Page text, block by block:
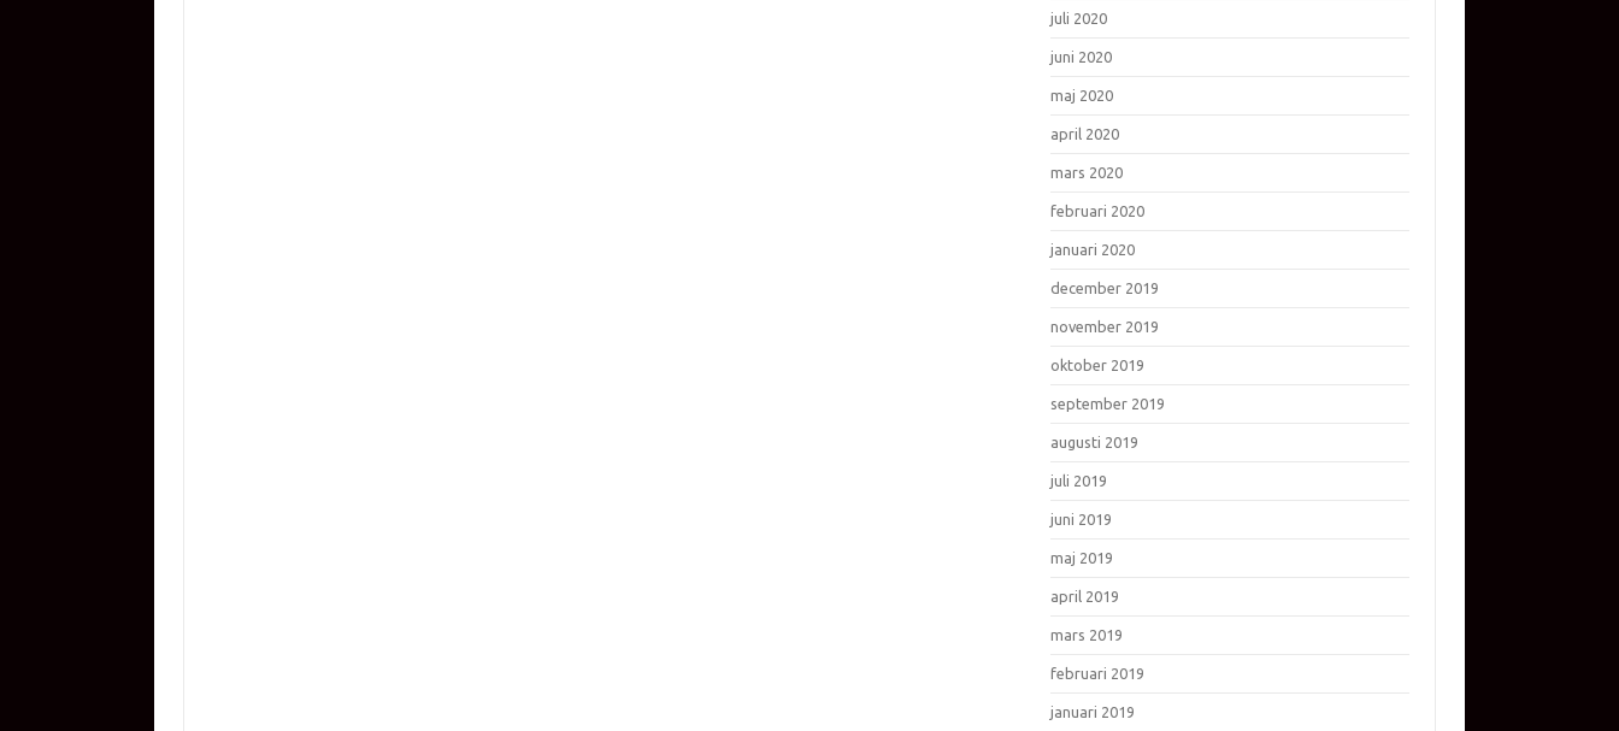
juli 2020
juni 2020
maj 2020
april 2020
mars 2020
februari 2020
januari 2020
december 2019
november 2019
oktober 2019
september 2019
augusti 2019
juli 2019
juni 2019
maj 2019
april 2019
mars 2019
februari 2019
januari 2019